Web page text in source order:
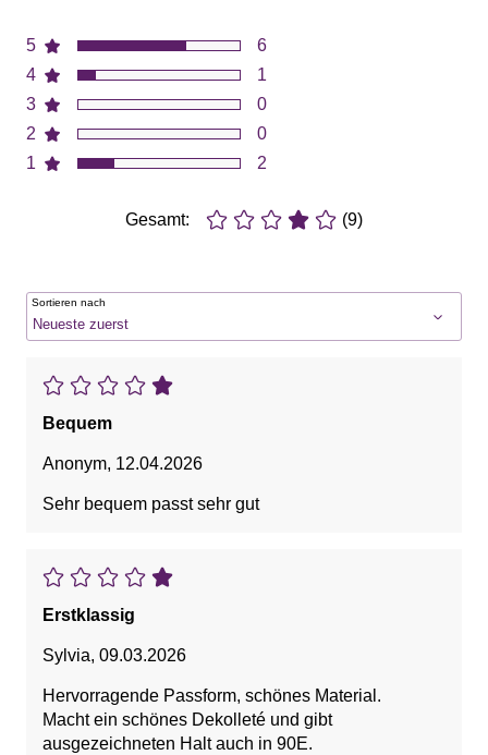
5
4
3
2
1
6
1
0
0
2
Gesamt: (9)
Sortieren nach
Bequem
Anonym, 12.04.2026
Sehr bequem passt sehr gut
Erstklassig
Sylvia, 09.03.2026
Hervorragende Passform, schönes Material.
Macht ein schönes Dekolleté und gibt
ausgezeichneten Halt auch in 90E.